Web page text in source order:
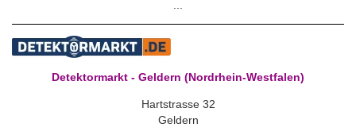
Detektormarkt - Geldern (Nordrhein-Westfalen)
Hartstrasse 32
Geldern